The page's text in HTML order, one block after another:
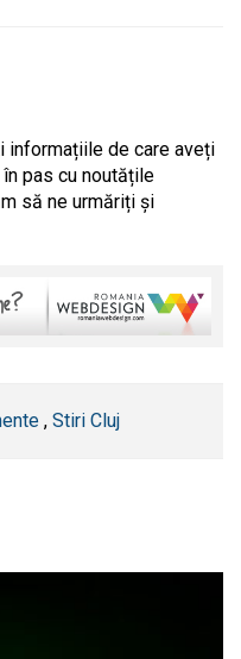
informațiile de care aveți
pas cu noutățile
să ne urmăriți și
, Stiri Cluj